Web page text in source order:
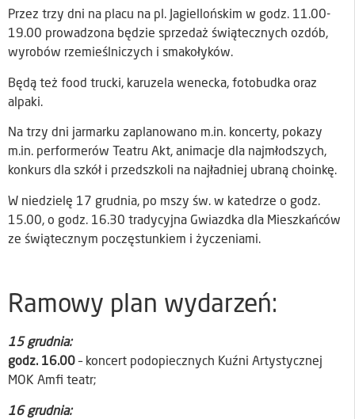
Przez trzy dni na placu na pl. Jagiellońskim w godz. 11.00-
19.00 prowadzona będzie sprzedaż świątecznych ozdób,
wyrobów rzemieślniczych i smakołyków.
Będą też food trucki, karuzela wenecka, fotobudka oraz
alpaki.
Na trzy dni jarmarku zaplanowano m.in. koncerty, pokazy
m.in. performerów Teatru Akt, animacje dla najmłodszych,
konkurs dla szkół i przedszkoli na najładniej ubraną choinkę.
W niedzielę 17 grudnia, po mszy św. w katedrze o godz.
15.00, o godz. 16.30 tradycyjna Gwiazdka dla Mieszkańców
ze świątecznym poczęstunkiem i życzeniami.
Ramowy plan wydarzeń:
15 grudnia:
godz. 16.00– koncert podopiecznych Kuźni Artystycznej
MOK Amfi teatr;
16 grudnia: